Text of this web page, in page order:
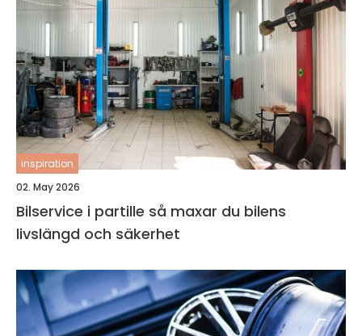
inspiration
02. May 2026
Bilservice i partille så maxar du bilens
livslängd och säkerhet